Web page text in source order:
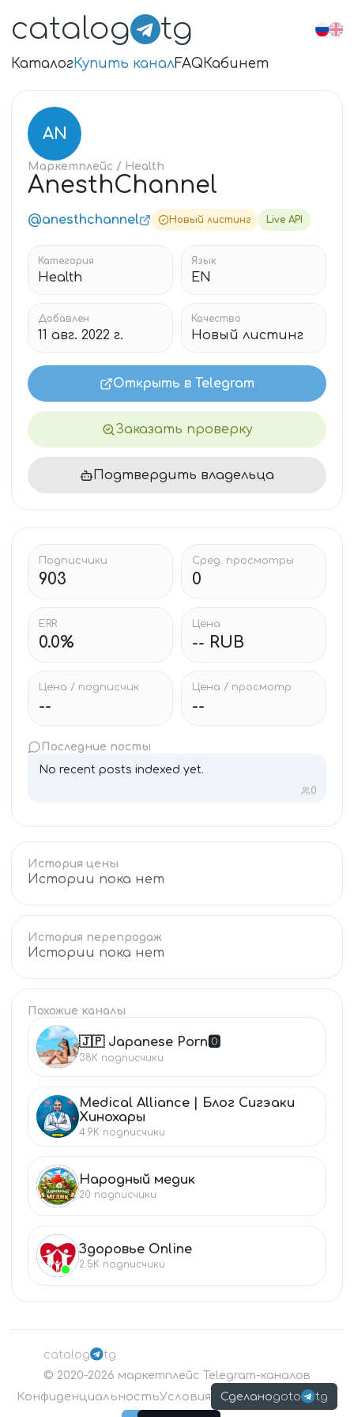
catalog tg
КаталогКупить каналFAQКабинет
AN
Маркетплейс / Health
AnesthChannel
@anesthchannel Новый листинг Live API
Категория
Health
Язык
EN
Добавлен
11 авг. 2022 г.
Качество
Новый листинг
Открыть в Telegram
Заказать проверку
Подтвердить владельца
Подписчики
903
Сред. просмотры
0
ERR
0.0%
Цена
-- RUB
Цена / подписчик
--
Цена / просмотр
--
Последние посты
No recent posts indexed yet.
0
История цены
Истории пока нет
История перепродаж
Истории пока нет
Похожие каналы
🇯 🇯🇵 Japanese Porn🅾️
38K подписчики
ME
Medical Alliance | Блог Сигэаки
Хинохары
4.9K подписчики
НА Народный медик
20 подписчики
ЗД Здоровье Online
2.5K подписчики
catalog
tg
© 2020-2026 маркетплейс Telegram-каналов
КонфиденциальностьУсловия Сделаноgoto tg